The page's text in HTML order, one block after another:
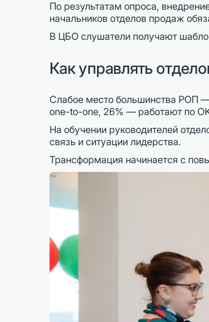
По результатам опроса,
начальников отделов продаж
В ЦБО слушатели получают
Как управлять
Слабое место большинства РОП
one-to-one, 26% — работают по
На обучении руководителей
связь и ситуации лидерства.
Трансформация начинается с